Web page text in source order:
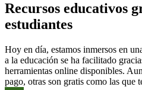
Recursos educativos
estudiantes
Hoy en día, estamos inmersos en
a la educación se ha facilitado
herramientas online disponibles.
pago, otras son gratis como las que